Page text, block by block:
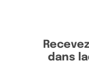
dans